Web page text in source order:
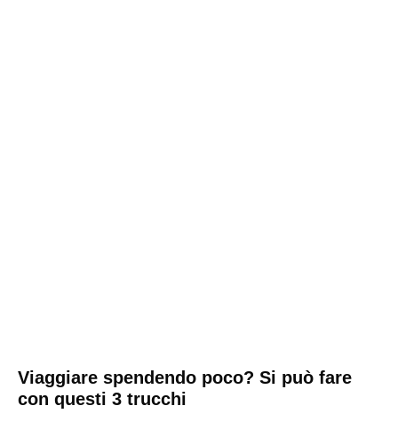
Viaggiare spendendo poco? Si può fare
con questi 3 trucchi